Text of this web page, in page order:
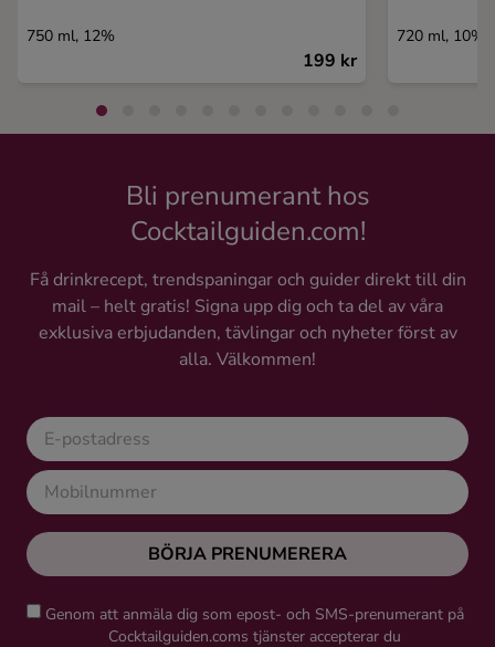
750 ml, 12%
199 kr
720 ml, 10%
Bli prenumerant hos
Cocktailguiden.com!
Få drinkrecept, trendspaningar och guider direkt till din
mail – helt gratis! Signa upp dig och ta del av våra
exklusiva erbjudanden, tävlingar och nyheter först av
alla. Välkommen!
BÖRJA PRENUMERERA
Genom att anmäla dig som epost- och SMS-prenumerant på
Cocktailguiden.coms tjänster accepterar du